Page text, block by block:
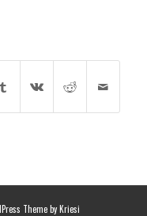
Theme by Kriesi